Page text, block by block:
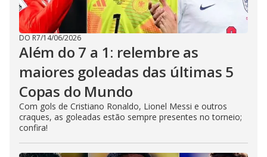
DO R7/14/06/2026
Além do 7 a 1: relembre as
maiores goleadas das últimas 5
Copas do Mundo
Com gols de Cristiano Ronaldo, Lionel Messi e outros
craques, as goleadas estão sempre presentes no torneio;
confira!